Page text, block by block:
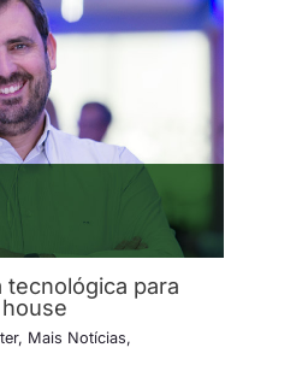
para
, Mais Notícias,